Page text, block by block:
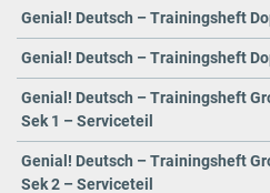
Genial! Deutsch – Trainingsheft
Genial! Deutsch – Trainingsheft
Genial! Deutsch – Trainingsheft
Sek 1 – Serviceteil
Genial! Deutsch – Trainingsheft
Sek 2 – Serviceteil